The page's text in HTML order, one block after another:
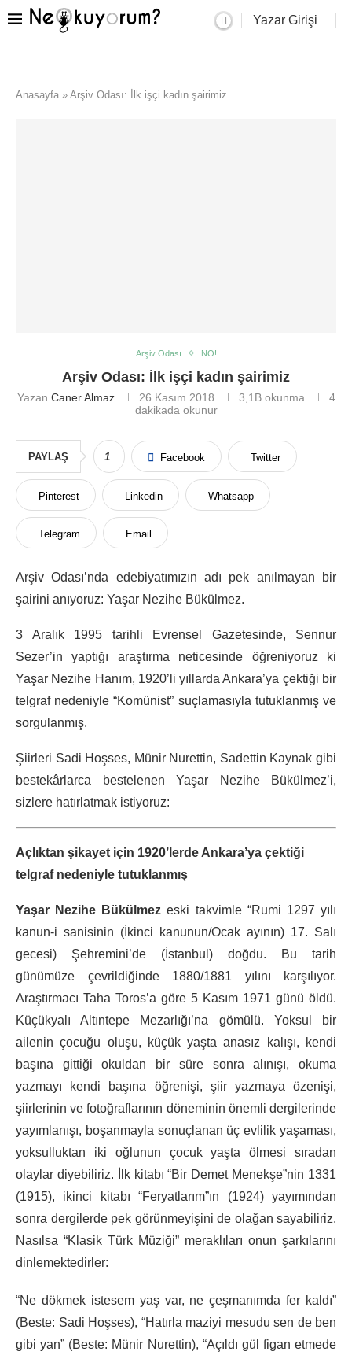
Yazar Girişi
Anasayfa » Arşiv Odası: İlk işçi kadın şairimiz
Arşiv Odası NO!
Arşiv Odası: İlk işçi kadın şairimiz
Yazan Caner Almaz 26 Kasım 2018 3,1Bokunma
4
dakikada okunur
PAYLAŞ 1 Facebook Twitter
Pinterest Linkedin Whatsapp
Telegram Email
Arşiv Odası’nda edebiyatımızın adı pek anılmayan bir
şairini anıyoruz: Yaşar Nezihe Bükülmez.
3 Aralık 1995 tarihli Evrensel Gazetesinde, Sennur
Sezer’in yaptığı araştırma neticesinde öğreniyoruz ki
Yaşar Nezihe Hanım, 1920’li yıllarda Ankara’ya çektiği bir
telgraf nedeniyle “Komünist” suçlamasıyla tutuklanmış ve
sorgulanmış.
Şiirleri Sadi Hoşses, Münir Nurettin, Sadettin Kaynak gibi
bestekârlarca bestelenen Yaşar Nezihe Bükülmez’i,
sizlere hatırlatmak istiyoruz:
Açlıktan şikayet için 1920’lerde Ankara’ya çektiği
telgraf nedeniyle tutuklanmış
Yaşar Nezihe Bükülmez eski takvimle “Rumi 1297 yılı
kanun-i sanisinin (İkinci kanunun/Ocak ayının) 17. Salı
gecesi) Şehremini’de (İstanbul) doğdu. Bu tarih
günümüze çevrildiğinde 1880/1881 yılını karşılıyor.
Araştırmacı Taha Toros’a göre 5 Kasım 1971 günü öldü.
Küçükyalı Altıntepe Mezarlığı’na gömülü. Yoksul bir
ailenin çocuğu oluşu, küçük yaşta anasız kalışı, kendi
başına gittiği okuldan bir süre sonra alınışı, okuma
yazmayı kendi başına öğrenişi, şiir yazmaya özenişi,
şiirlerinin ve fotoğraflarının döneminin önemli dergilerinde
yayımlanışı, boşanmayla sonuçlanan üç evlilik yaşaması,
yoksulluktan iki oğlunun çocuk yaşta ölmesi sıradan
olaylar diyebiliriz. İlk kitabı “Bir Demet Menekşe”nin 1331
(1915), ikinci kitabı “Feryatlarım”ın (1924) yayımından
sonra dergilerde pek görünmeyişini de olağan sayabiliriz.
Nasılsa “Klasik Türk Müziği” meraklıları onun şarkılarını
dinlemektedirler:
“Ne dökmek istesem yaş var, ne çeşmanımda fer kaldı”
(Beste: Sadi Hoşses), “Hatırla maziyi mesudu sen de ben
gibi yan” (Beste: Münir Nurettin), “Açıldı gül figan etmede